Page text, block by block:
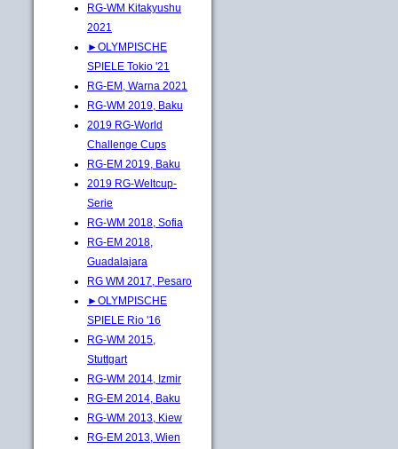
RG-WM Kitakyushu
2021
►OLYMPISCHE
SPIELE Tokio '21
RG-EM, Warna 2021
RG-WM 2019, Baku
2019 RG-World
Challenge Cups
RG-EM 2019, Baku
2019 RG-Weltcup-
Serie
RG-WM 2018, Sofia
RG-EM 2018,
Guadalajara
RG WM 2017, Pesaro
►OLYMPISCHE
SPIELE Rio '16
RG-WM 2015,
Stuttgart
RG-WM 2014, Izmir
RG-EM 2014, Baku
RG-WM 2013, Kiew
RG-EM 2013, Wien